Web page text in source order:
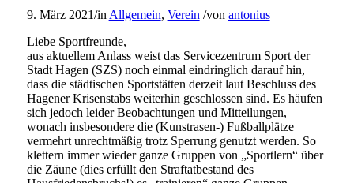
9. März 2021/in Allgemein, Verein /von antonius
Liebe Sportfreunde,
aus aktuellem Anlass weist das Servicezentrum Sport der
Stadt Hagen (SZS) noch einmal eindringlich darauf hin,
dass die städtischen Sportstätten derzeit laut Beschluss des
Hagener Krisenstabs weiterhin geschlossen sind. Es häufen
sich jedoch leider Beobachtungen und Mitteilungen,
wonach insbesondere die (Kunstrasen-) Fußballplätze
vermehrt unrechtmäßig trotz Sperrung genutzt werden. So
klettern immer wieder ganze Gruppen von „Sportlern“ über
die Zäune (dies erfüllt den Straftatbestand des